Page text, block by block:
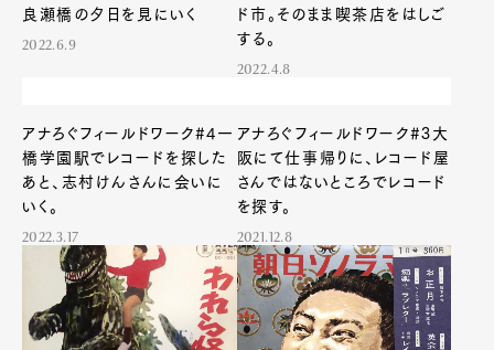
良瀬橋の夕日を見にいく
2022.6.9
ド市。そのまま喫茶店をはしご
する。
2022.4.8
アナろぐフィールドワーク#4一
橋学園駅でレコードを探した
あと、志村けんさんに会いに
いく。
2022.3.17
アナろぐフィールドワーク#3大
阪にて仕事帰りに、レコード屋
さんではないところでレコード
を探す。
2021.12.8